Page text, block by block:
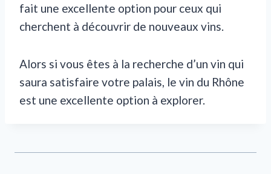
fait une excellente option pour ceux qui
cherchent à découvrir de nouveaux vins.
Alors si vous êtes à la recherche d’un vin qui
saura satisfaire votre palais, le vin du Rhône
est une excellente option à explorer.